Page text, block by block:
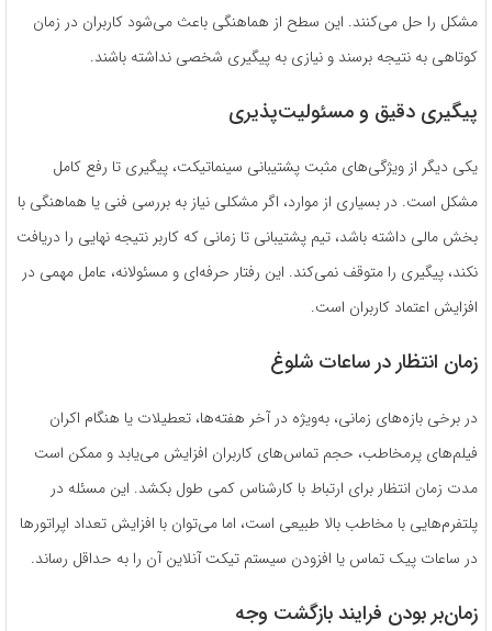
مشکل را حل می‌کنند. این سطح از هماهنگی باعث می‌شود کاربران در زمان
کوتاهی به نتیجه برسند و نیازی به پیگیری شخصی نداشته باشند.
پیگیری دقیق و مسئولیت‌پذیری
یکی دیگر از ویژگی‌های مثبت پشتیبانی سینماتیکت، پیگیری تا رفع کامل
مشکل است. در بسیاری از موارد، اگر مشکلی نیاز به بررسی فنی یا هماهنگی با
بخش مالی داشته باشد، تیم پشتیبانی تا زمانی که کاربر نتیجه نهایی را دریافت
نکند، پیگیری را متوقف نمی‌کند. این رفتار حرفه‌ای و مسئولانه، عامل مهمی در
افزایش اعتماد کاربران است.
زمان انتظار در ساعات شلوغ
در برخی بازه‌های زمانی، به‌ویژه در آخر هفته‌ها، تعطیلات یا هنگام اکران
فیلم‌های پرمخاطب، حجم تماس‌های کاربران افزایش می‌یابد و ممکن است
مدت زمان انتظار برای ارتباط با کارشناس کمی طول بکشد. این مسئله در
پلتفرم‌هایی با مخاطب بالا طبیعی است، اما می‌توان با افزایش تعداد اپراتورها
در ساعات پیک تماس یا افزودن سیستم تیکت آنلاین آن را به حداقل رساند.
زمان‌بر بودن فرایند بازگشت وجه